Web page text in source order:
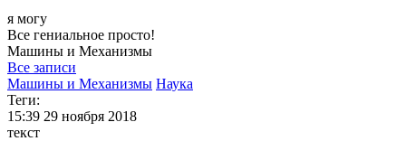
я могу
Все гениальное просто!
Машины и Механизмы
Все записи
Машины и Механизмы Наука
Теги:
15:39 29 ноября 2018
текст